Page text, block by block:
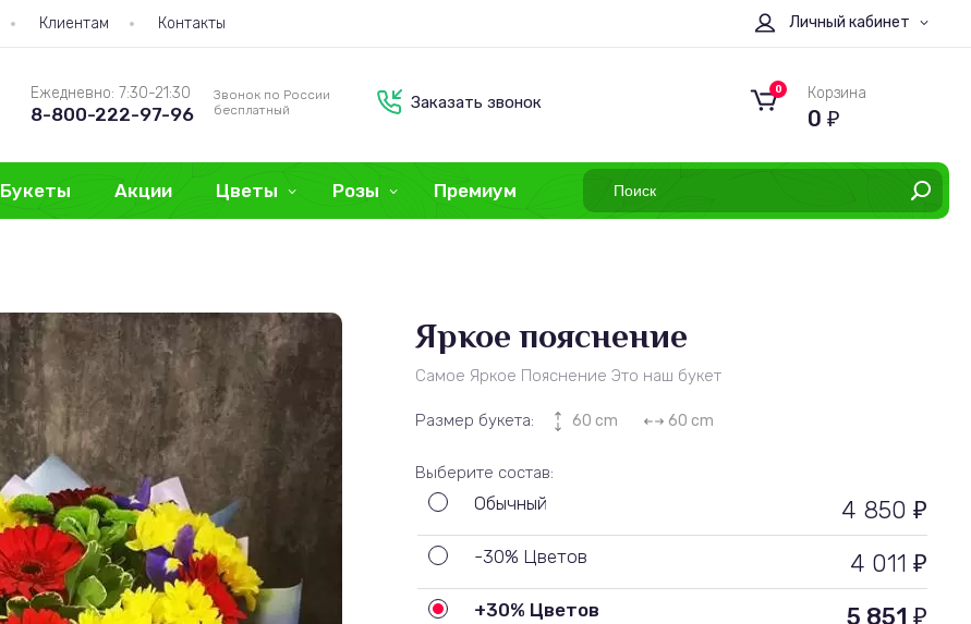
Клиентам Контакты Личный кабинет
Ежедневно: 7:30-21:30
8-800-222-97-96
Звонок по России
бесплатный
Заказать звонок
0 Корзина
0 ₽
Букеты Акции Цветы Розы Премиум
Яркое пояснение
Самое Яркое Пояснение Это наш букет
Размер букета: 60 cm 60 cm
Выберите состав:
Обычный 4 850 ₽
-30% Цветов 4 011 ₽
+30% Цветов 5 851 ₽